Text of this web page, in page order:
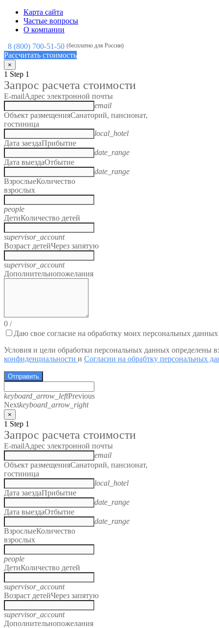
Карта сайта
Частые вопросы
О компании
8 (800) 700-51-50 (бесплатно для России)
Рассчитать стоимость
×
1 Step 1
Запрос расчета стоимости
E-mailАдрес электронной почты
email
Объект размещенияСанаторий, пансионат,
гостиница
local_hotel
Дата заездаПрибытие
date_range
Дата выездаОтбытие
date_range
ВзрослыеКоличество
взрослых
people
ДетиКоличество детей
supervisor_account
Возраст детейЧерез запятую
supervisor_account
Дополнительнопожелания
0 /
Даю свое согласие на обработку моих персональных данных
Условия и цели обработки персональных данных определены
конфиденциальности и Согласии на обрабтку персональных
Отправить
keyboard_arrow_leftPrevious
Nextkeyboard_arrow_right
×
1 Step 1
Запрос расчета стоимости
E-mailАдрес электронной почты
email
Объект размещенияСанаторий, пансионат,
гостиница
local_hotel
Дата заездаПрибытие
date_range
Дата выездаОтбытие
date_range
ВзрослыеКоличество
взрослых
people
ДетиКоличество детей
supervisor_account
Возраст детейЧерез запятую
supervisor_account
Дополнительнопожелания